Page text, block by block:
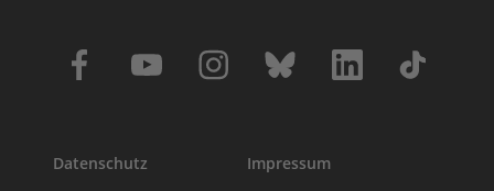
Datenschutz Impressum